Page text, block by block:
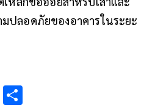
ปลอดภัยของอาคารในระยะ
Li